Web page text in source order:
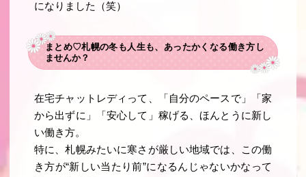
になりました（笑）
まとめ♡札幌の冬も人生も、あったかくなる働き方し
ませんか？
在宅チャットレディって、「自分のペースで」「家
から出ずに」「安心して」稼げる、ほんとうに新し
い働き方。
特に、札幌みたいに寒さが厳しい地域では、この働
き方が“新しい当たり前”になるんじゃないかなって